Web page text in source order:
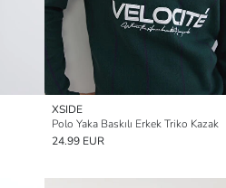
XSIDE
Polo Yaka Baskılı Erkek Triko Kazak
24.99 EUR